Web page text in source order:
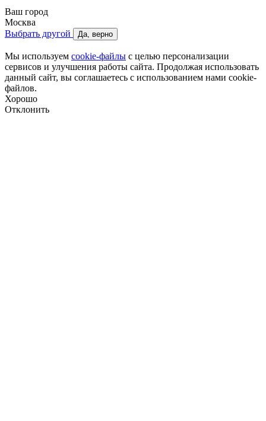
Ваш город
Москва
Выбрать другой
Да, верно
Мы используем cookie-файлы с целью персонализации
сервисов и улучшения работы сайта. Продолжая использовать
данный сайт, вы соглашаетесь с использованием нами cookie-
файлов.
Хорошо
Отклонить